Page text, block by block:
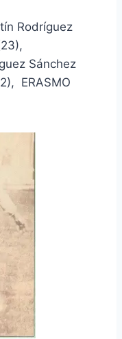
Rodríguez
Sánchez
ERASMO